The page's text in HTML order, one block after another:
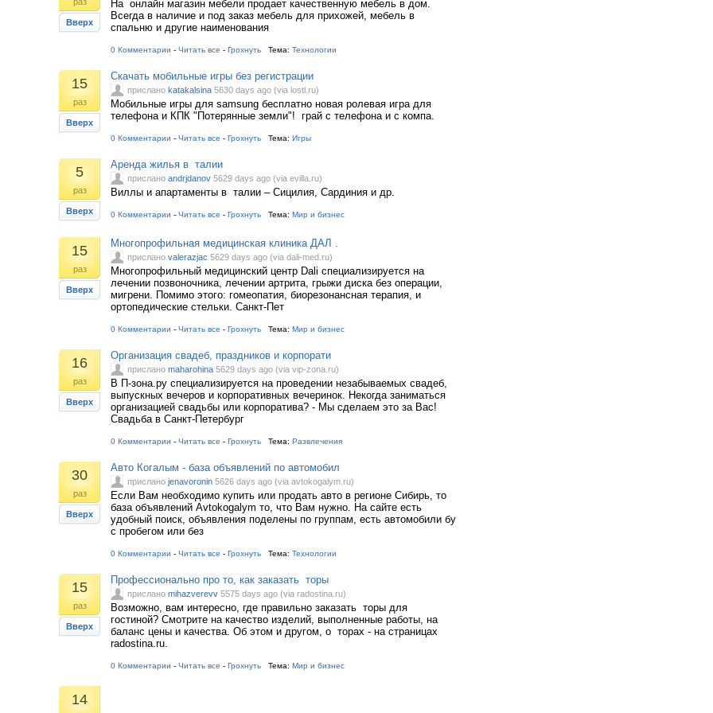
Вверх
На онлайн магазин мебели продает качественную мебель в дом.
Всегда в наличие и под заказ мебель для прихожей, мебель в
спальню и другие наименования
0 Комментарии - Читать все - Грохнуть Тема: Технологии
15
раз
Вверх
Скачать мобильные игры без регистрации
прислано katakalsina 5630 days ago (via lostl.ru)
Мобильные игры для samsung бесплатно новая ролевая игра для
телефона и КПК "Потерянные земли"! грай с телефона и с компа.
0 Комментарии - Читать все - Грохнуть Тема: Игры
5
раз
Вверх
Аренда жилья в талии
прислано andrjdanov 5629 days ago (via evilla.ru)
Виллы и апартаменты в талии – Сицилия, Сардиния и др.
0 Комментарии - Читать все - Грохнуть Тема: Мир и бизнес
15
раз
Вверх
Многопрофильная медицинская клиника ДАЛ .
прислано valerazjac 5629 days ago (via dali-med.ru)
Многопрофильный медицинский центр Dali специализируется на
лечении позвоночника, лечении артрита, грыжи диска без операции,
мигрени. Помимо этого: гомеопатия, биорезонансная терапия, и
ортопедические стельки. Санкт-Пет
0 Комментарии - Читать все - Грохнуть Тема: Мир и бизнес
16
раз
Вверх
Организация свадеб, праздников и корпорати
прислано maharohina 5629 days ago (via vip-zona.ru)
В П-зона.ру специализируется на проведении незабываемых свадеб,
выпускных вечеров и корпоративных вечеринок. Некогда заниматься
организацией свадьбы или корпоратива? - Мы сделаем это за Вас!
Свадьба в Санкт-Петербург
0 Комментарии - Читать все - Грохнуть Тема: Развлечения
30
раз
Вверх
Авто Когалым - база объявлений по автомобил
прислано jenavoronin 5626 days ago (via avtokogalym.ru)
Если Вам необходимо купить или продать авто в регионе Сибирь, то
база объявлений Avtokogalym то, что Вам нужно. На сайте есть
удобный поиск, объявления поделены по группам, есть автомобили бу
с пробегом или без
0 Комментарии - Читать все - Грохнуть Тема: Технологии
15
раз
Вверх
Профессионально про то, как заказать торы
прислано mihazverevv 5575 days ago (via radostina.ru)
Возможно, вам интересно, где правильно заказать торы для
гостиной? Смотрите на качество изделий, выполненные работы, на
баланс цены и качества. Об этом и другом, о торах - на страницах
radostina.ru.
0 Комментарии - Читать все - Грохнуть Тема: Мир и бизнес
14